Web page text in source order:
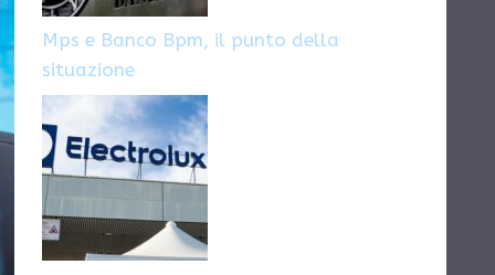
Mps e Banco Bpm, il punto della
situazione